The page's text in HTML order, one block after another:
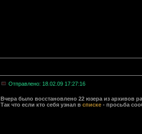
Отправлено: 18.02.09 17:27:16
Вчера было восстановлено 22 юзера из архивов
Так что если кто себя узнал в списке - просьба